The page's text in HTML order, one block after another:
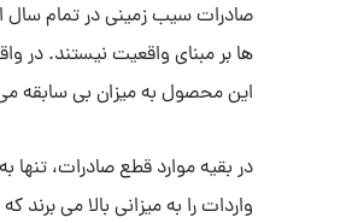
صادرات سیب زمینی در تمام سال
ها بر مبنای واقعیت نیستند. در
این محصول به میزان بی سابقه
در بقیه موارد قطع صادرات، تنها
واردات را به میزانی بالا می